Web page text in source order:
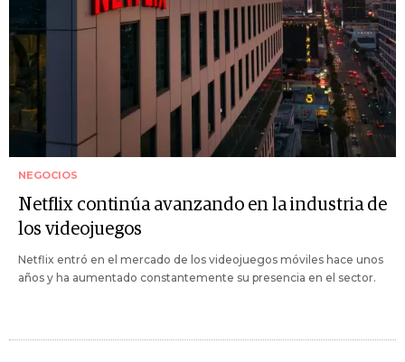
NEGOCIOS
Netflix continúa avanzando en la industria de
los videojuegos
Netflix entró en el mercado de los videojuegos móviles hace unos
años y ha aumentado constantemente su presencia en el sector.